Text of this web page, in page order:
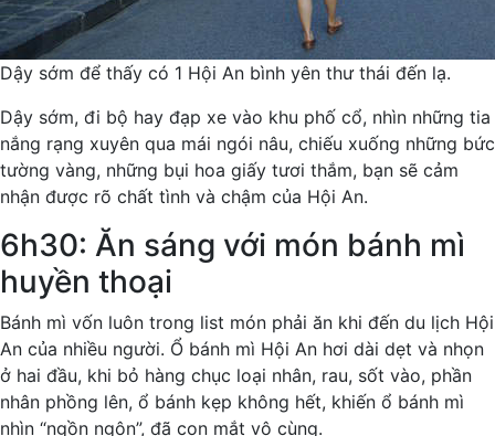
Dậy sớm để thấy có 1 Hội An bình yên thư thái đến lạ.
Dậy sớm, đi bộ hay đạp xe vào khu phố cổ, nhìn những tia
nắng rạng xuyên qua mái ngói nâu, chiếu xuống những bức
tường vàng, những bụi hoa giấy tươi thắm, bạn sẽ cảm
nhận được rõ chất tình và chậm của Hội An.
6h30: Ăn sáng với món bánh mì
huyền thoại
Bánh mì vốn luôn trong list món phải ăn khi đến du lịch Hội
An của nhiều người. Ổ bánh mì Hội An hơi dài dẹt và nhọn
ở hai đầu, khi bỏ hàng chục loại nhân, rau, sốt vào, phần
nhân phồng lên, ổ bánh kẹp không hết, khiến ổ bánh mì
nhìn “ngồn ngộn”, đã con mắt vô cùng.